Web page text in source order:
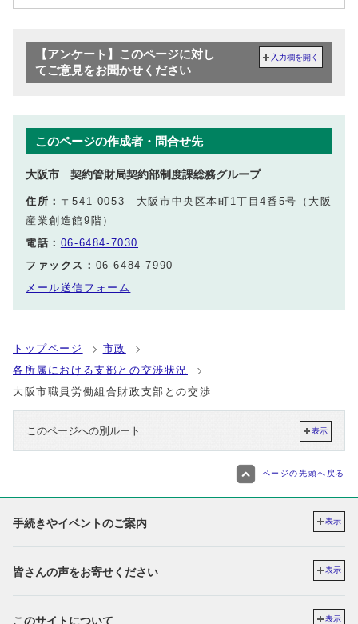
【アンケート】このページに対し
てご意見をお聞かせください
入力欄を開く
このページの作成者・問合せ先
大阪市 契約管財局契約部制度課総務グループ
住所： 〒541-0053 大阪市中央区本町1丁目4番5号（大阪
産業創造館9階）
電話： 06-6484-7030
ファックス： 06-6484-7990
メール送信フォーム
トップページ
市政
各所属における支部との交渉状況
大阪市職員労働組合財政支部との交渉
このページへの別ルート 表示
ページの先頭へ戻る
手続きやイベントのご案内 表示
皆さんの声をお寄せください 表示
このサイトについて 表示